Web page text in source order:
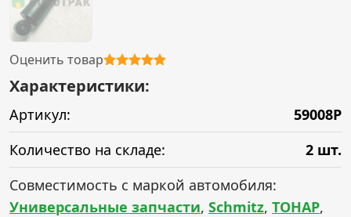
Оценить товар
Характеристики:
Артикул:
59008P
Количество на складе:
2 шт.
Совместимость с маркой автомобиля:
Универсальные запчасти, Schmitz, ТОНАР,